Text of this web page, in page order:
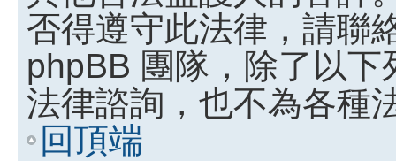
否得遵守此法律，請聯
phpBB 團隊，除了以
法律諮詢，也不為各種
回頂端